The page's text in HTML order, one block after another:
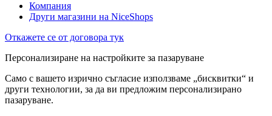
Компания
Други магазини на NiceShops
Откажете се от договора тук
Персонализиране на настройките за пазаруване
Само с вашето изрично съгласие използваме „бисквитки“ и
други технологии, за да ви предложим персонализирано
пазаруване.